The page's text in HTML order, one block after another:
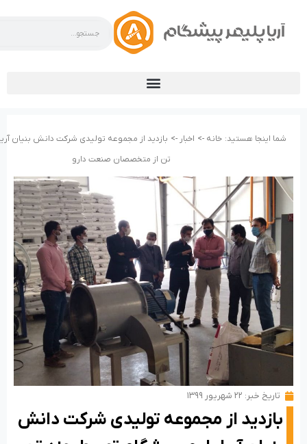
شما اینجا هستید: خانه -> اخبار -> بازدید از مجموعه تولیدی شرکت دانش بنیان
تن از متخصصان صنعت دارو
تاریخ خبر: ۲۲ شهریور ۱۳۹۹
بازدید از مجموعه تولیدی شرکت دانش